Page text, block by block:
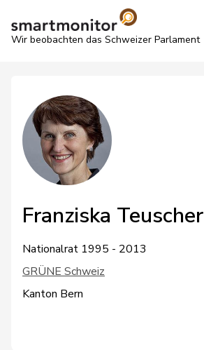
Wir beobachten das Schweizer Parlament
Franziska Teuscher
Nationalrat 1995 - 2013
GRÜNE Schweiz
Kanton Bern